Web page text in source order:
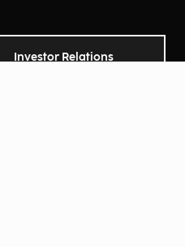
Investor Relations